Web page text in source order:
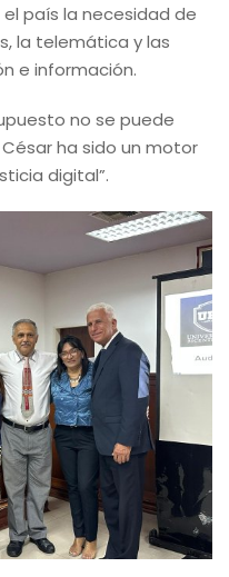
país la necesidad de
la telemática y las
e información.
no se puede
ha sido un motor
digital”.